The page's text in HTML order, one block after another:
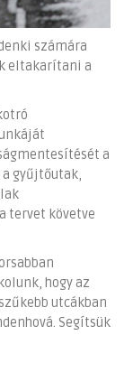
számára
eltakarítani a
a
a gyűjtőutak,
tervet követve
hogy az
utcákban
Segítsük